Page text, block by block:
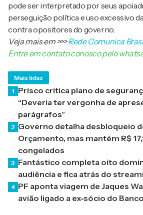
pode ser interpretado por seus
perseguição política e uso excessivo
contra opositores do governo.
Veja mais em>>>Rede Comunica
Entre em contato conosco pelo
Mais lidas
1 Prisco critica plano de
“Deveria ter vergonha de
parágrafos”
2 Governo detalha desbloqueio
Orçamento, mas mantém R$
congelados
3 Fantástico completa oito
audiência e fica atrás do
4 PF aponta viagem de Jaques
avião ligado a ex-sócio do